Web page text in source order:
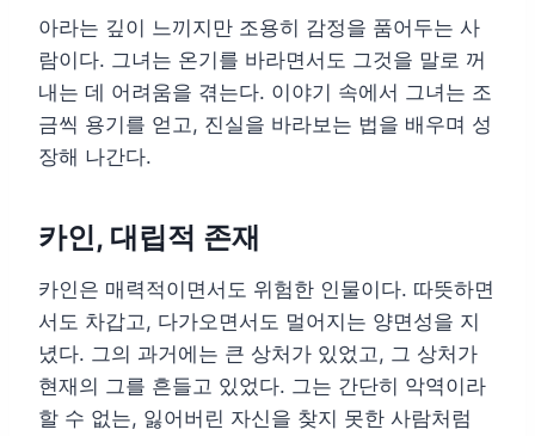
아라는 깊이 느끼지만 조용히 감정을 품어두는 사
람이다. 그녀는 온기를 바라면서도 그것을 말로 꺼
내는 데 어려움을 겪는다. 이야기 속에서 그녀는 조
금씩 용기를 얻고, 진실을 바라보는 법을 배우며 성
장해 나간다.
카인, 대립적 존재
카인은 매력적이면서도 위험한 인물이다. 따뜻하면
서도 차갑고, 다가오면서도 멀어지는 양면성을 지
녔다. 그의 과거에는 큰 상처가 있었고, 그 상처가
현재의 그를 흔들고 있었다. 그는 간단히 악역이라
할 수 없는, 잃어버린 자신을 찾지 못한 사람처럼